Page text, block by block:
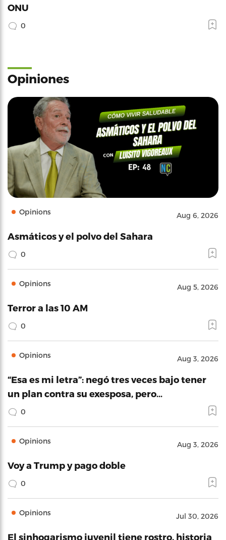
ONU
0
Opiniones
Opinions Aug 6, 2026
Asmáticos y el polvo del Sahara
0
Opinions Aug 5, 2026
Terror a las 10 AM
0
Opinions Aug 3, 2026
“Esa es mi letra”: negó tres veces bajo tener
un plan contra su exesposa, pero…
0
Opinions Aug 3, 2026
Voy a Trump y pago doble
0
Opinions Jul 30, 2026
El sinhogarismo juvenil tiene rostro, historia